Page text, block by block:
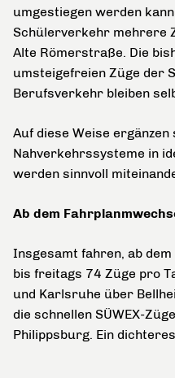
umgestiegen werden
Schülerverkehr mehrere
Alte Römerstraße. Die
umsteigefreien Züge der
Berufsverkehr bleiben
Auf diese Weise ergänzen
Nahverkehrssysteme in
werden sinnvoll
Ab dem
Insgesamt fahren, ab
bis freitags 74 Züge pro
und Karlsruhe über
die schnellen SÜWEX-
Philippsburg. Ein